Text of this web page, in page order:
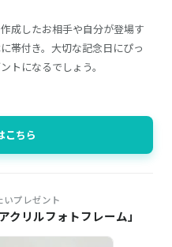
成したお相手や自分が登場す
帯付き。大切な記念日にぴっ
トになるでしょう。
こちら
いプレゼント
リルフォトフレーム」